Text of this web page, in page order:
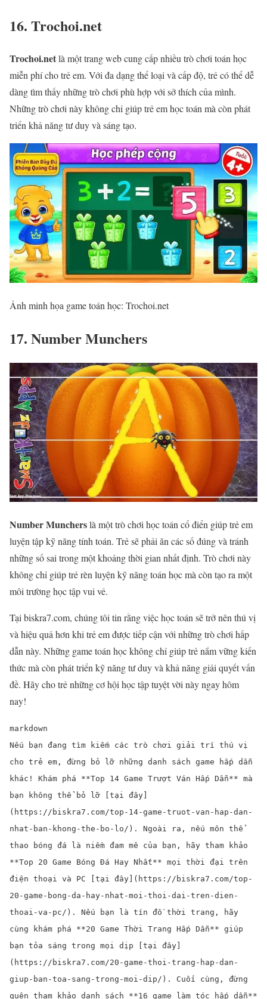
16. Trochoi.net
Trochoi.netlà một trang web cung cấp nhiều trò chơi toán học
miễn phí cho trẻ em. Với đa dạng thể loại và cấp độ, trẻ có thể dễ
dàng tìm thấy những trò chơi phù hợp với sở thích của mình.
Những trò chơi này không chỉ giúp trẻ em học toán mà còn phát
triển khả năng tư duy và sáng tạo.
Ảnh minh họa game toán học: Trochoi.net
17. Number Munchers
Number Muncherslà một trò chơi học toán cổ điển giúp trẻ em
luyện tập kỹ năng tính toán. Trẻ sẽ phải ăn các số đúng và tránh
những số sai trong một khoảng thời gian nhất định. Trò chơi này
không chỉ giúp trẻ rèn luyện kỹ năng toán học mà còn tạo ra một
môi trường học tập vui vẻ.
Tại biskra7.com, chúng tôi tin rằng việc học toán sẽ trở nên thú vị
và hiệu quả hơn khi trẻ em được tiếp cận với những trò chơi hấp
dẫn này. Những game toán học không chỉ giúp trẻ nắm vững kiến
thức mà còn phát triển kỹ năng tư duy và khả năng giải quyết vấn
đề. Hãy cho trẻ những cơ hội học tập tuyệt vời này ngay hôm
nay!
markdown
Nếu bạn đang tìm kiếm các trò chơi giải trí thú vị
cho trẻ em, đừng bỏ lỡ những danh sách game hấp dẫn
khác! Khám phá **Top 14 Game Trượt Ván Hấp Dẫn** mà
bạn không thể bỏ lỡ [tại đây]
(https://biskra7.com/top-14-game-truot-van-hap-dan-
nhat-ban-khong-the-bo-lo/). Ngoài ra, nếu môn thể
thao bóng đá là niềm đam mê của bạn, hãy tham khảo
**Top 20 Game Bóng Đá Hay Nhất** mọi thời đại trên
điện thoại và PC [tại đây](https://biskra7.com/top-
20-game-bong-da-hay-nhat-moi-thoi-dai-tren-dien-
thoai-va-pc/). Nếu bạn là tín đồ thời trang, hãy
cùng khám phá **20 Game Thời Trang Hấp Dẫn** giúp
bạn tỏa sáng trong mọi dịp [tại đây]
(https://biskra7.com/20-game-thoi-trang-hap-dan-
giup-ban-toa-sang-trong-moi-dip/). Cuối cùng, đừng
quên tham khảo danh sách **16 game làm tóc hấp dẫn**